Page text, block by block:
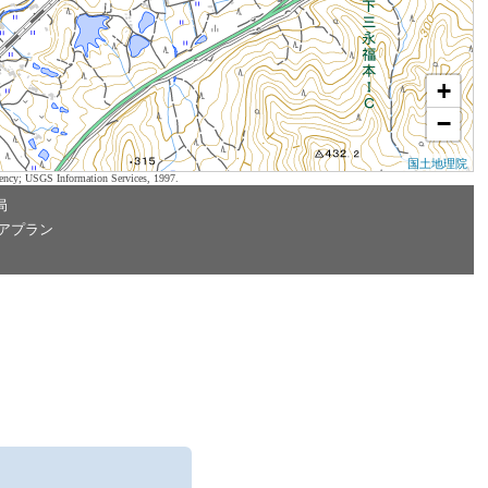
+
−
国土地理院
USGS Information Services, 1997.
プラン